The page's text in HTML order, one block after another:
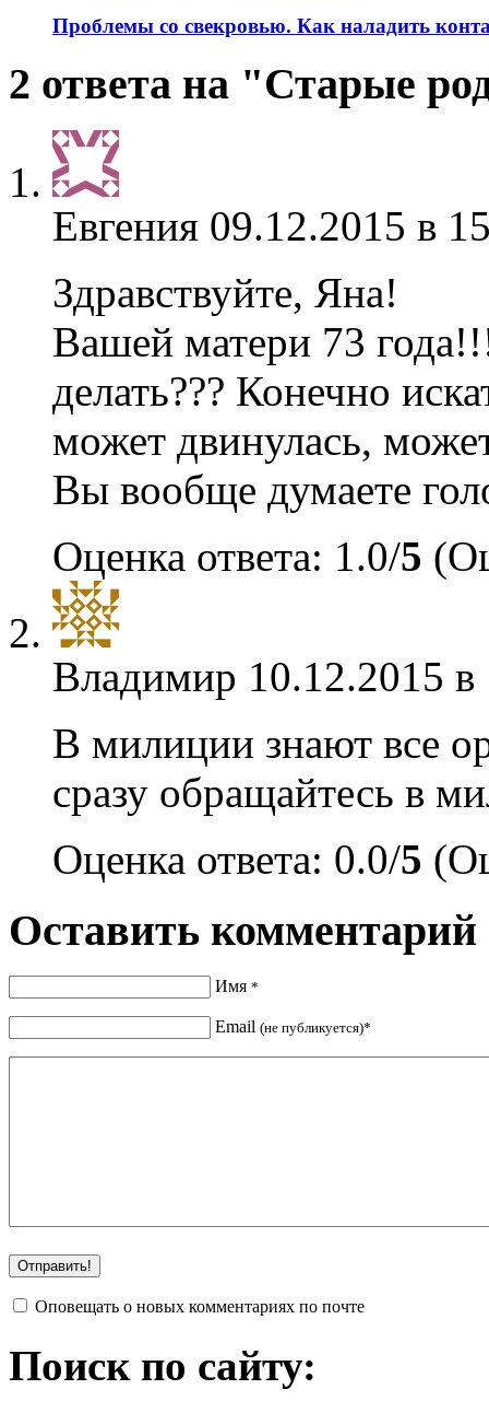
Проблемы со свекровью. Как наладить
2 ответа на "Старые
Евгения 09.12.2015 в
Здравствуйте, Яна!
Вашей матери 73
делать??? Конечно
может двинулась,
Вы вообще думаете
Оценка ответа: 1.0/5
Владимир 10.12.2015
В милиции знают все
сразу обращайтесь в
Оценка ответа: 0.0/5
Оставить комментарий
Имя *
Email (не публикуется)*
Оповещать о новых комментариях по почте
Поиск по сайту: